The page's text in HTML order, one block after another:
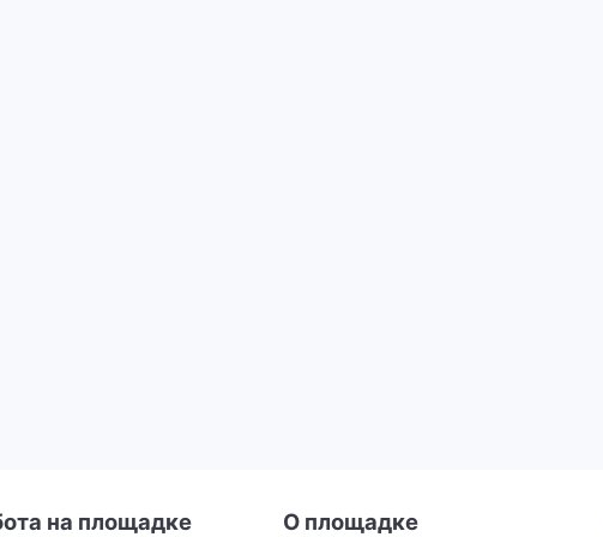
на площадке О площадке